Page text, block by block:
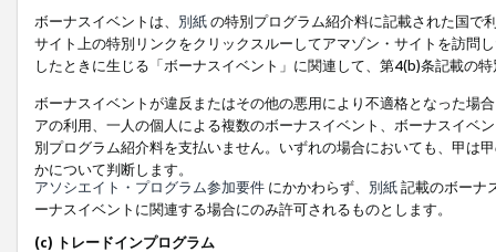
ボーナスイベントは、 別紙の特別プログラム紹介料に記載された国で
サイト上の特別リンクをクリックスルーしてアマゾン・サイトを訪問
したときに生じる「ボーナスイベント」に関連して、第4(b)条記載の
ボーナスイベントが違反またはその他の悪用により不適格となった場
アの利用、一人の個人による複数のボーナスイベント、ボーナスイベ
別プログラム紹介料を支払いません。いずれの場合においても、甲は
かについて判断します。
アソシエイト・プログラム参加要件 にかかわらず、 別紙記載のボーナ
ーナスイベントに関連する場合にのみ許可されるものとします。
(c) トレードインプログラム